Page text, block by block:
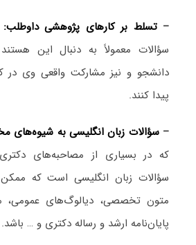
–تسلط بر کارهای پژوهشی داوطلب:
سؤالات معمولاً به دنبال این
دانشجو و نیز مشارکت واقعی وی در
پیدا کنند.
– سؤالات زبان انگلیسی به شیوه‌های
که در بسیاری از مصاحبه‌های
سؤالات زبان انگلیسی است که
متون تخصصی، دیالوگ‌های عمومی،
پایان‌نامه ارشد و رساله دکتری و … باشد.